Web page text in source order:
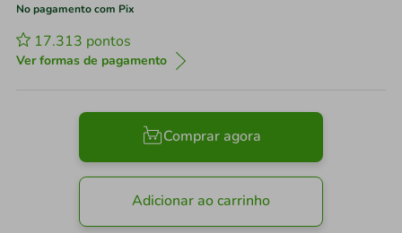
No pagamento com Pix
17.313 pontos
Ver formas de pagamento
Comprar agora
Adicionar ao carrinho